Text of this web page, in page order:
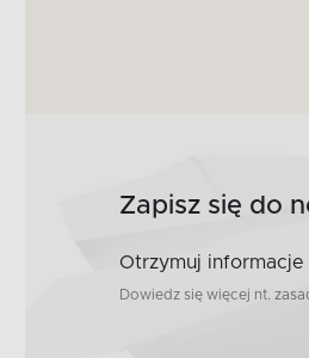
Zapisz się do
Otrzymuj informacje
Dowiedz się więcej nt.